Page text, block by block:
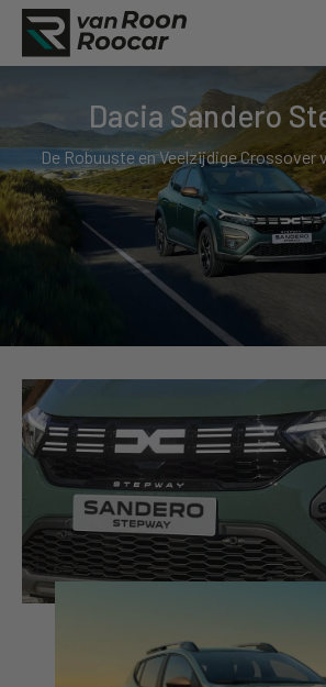
Dacia Sandero
De Robuuste en Veelzijdige Crossover